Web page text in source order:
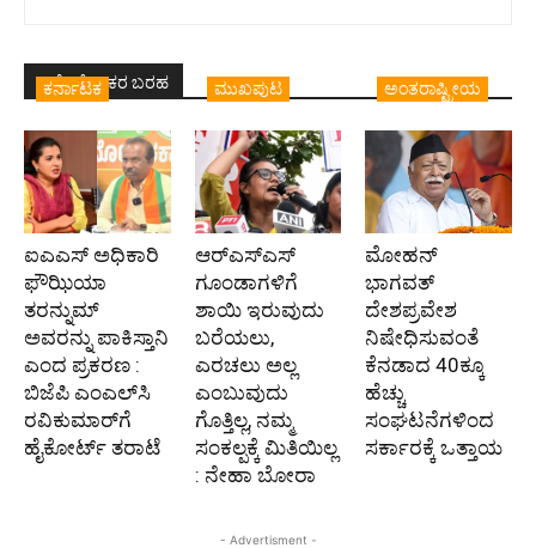
ಇದೇ ಲೇಖಕರ ಬರಹ
ಕರ್ನಾಟಕ
ಐಎಎಸ್‌ ಅಧಿಕಾರಿ
ಫೌಝಿಯಾ
ತರನ್ನುಮ್‌
ಅವರನ್ನು ಪಾಕಿಸ್ತಾನಿ
ಎಂದ ಪ್ರಕರಣ :
ಬಿಜೆಪಿ ಎಂಎಲ್‌ಸಿ
ರವಿಕುಮಾರ್‌ಗೆ
ಹೈಕೋರ್ಟ್‌ ತರಾಟೆ
ಮುಖಪುಟ
ಆರ್‌ಎಸ್‌ಎಸ್‌
ಗೂಂಡಾಗಳಿಗೆ
ಶಾಯಿ ಇರುವುದು
ಬರೆಯಲು,
ಎರಚಲು ಅಲ್ಲ
ಎಂಬುವುದು
ಗೊತ್ತಿಲ್ಲ, ನಮ್ಮ
ಸಂಕಲ್ಪಕ್ಕೆ ಮಿತಿಯಿಲ್ಲ
: ನೇಹಾ ಬೋರಾ
ಅಂತರಾಷ್ಟ್ರೀಯ
ಮೋಹನ್
ಭಾಗವತ್‌
ದೇಶಪ್ರವೇಶ
ನಿಷೇಧಿಸುವಂತೆ
ಕೆನಡಾದ 40ಕ್ಕೂ
ಹೆಚ್ಚು
ಸಂಘಟನೆಗಳಿಂದ
ಸರ್ಕಾರಕ್ಕೆ ಒತ್ತಾಯ
- Advertisment -